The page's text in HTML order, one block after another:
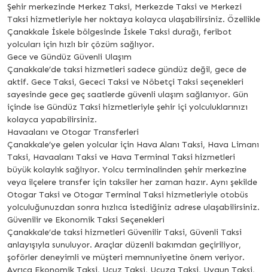
Şehir merkezinde Merkez Taksi, Merkezde Taksi ve Merkezi
Taksi hizmetleriyle her noktaya kolayca ulaşabilirsiniz. Özellikle
Çanakkale İskele bölgesinde İskele Taksi durağı, feribot
yolcuları için hızlı bir çözüm sağlıyor.
Gece ve Gündüz Güvenli Ulaşım
Çanakkale’de taksi hizmetleri sadece gündüz değil, gece de
aktif. Gece Taksi, Gececi Taksi ve Nöbetçi Taksi seçenekleri
sayesinde gece geç saatlerde güvenli ulaşım sağlanıyor. Gün
içinde ise Gündüz Taksi hizmetleriyle şehir içi yolculuklarınızı
kolayca yapabilirsiniz.
Havaalanı ve Otogar Transferleri
Çanakkale’ye gelen yolcular için Hava Alanı Taksi, Hava Limanı
Taksi, Havaalanı Taksi ve Hava Terminal Taksi hizmetleri
büyük kolaylık sağlıyor. Yolcu terminalinden şehir merkezine
veya ilçelere transfer için taksiler her zaman hazır. Aynı şekilde
Otogar Taksi ve Otogar Terminal Taksi hizmetleriyle otobüs
yolculuğunuzdan sonra hızlıca istediğiniz adrese ulaşabilirsiniz.
Güvenilir ve Ekonomik Taksi Seçenekleri
Çanakkale’de taksi hizmetleri Güvenilir Taksi, Güvenli Taksi
anlayışıyla sunuluyor. Araçlar düzenli bakımdan geçiriliyor,
şoförler deneyimli ve müşteri memnuniyetine önem veriyor.
Ayrıca Ekonomik Taksi, Ucuz Taksi, Ucuza Taksi, Uygun Taksi,